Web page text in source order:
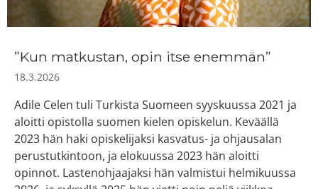
”Kun matkustan, opin itse enemmän”
18.3.2026
Adile Celen tuli Turkista Suomeen syyskuussa 2021 ja
aloitti opistolla suomen kielen opiskelun. Keväällä
2023 hän haki opiskelijaksi kasvatus- ja ohjausalan
perustutkintoon, ja elokuussa 2023 hän aloitti
opinnot. Lastenohjaajaksi hän valmistui helmikuussa